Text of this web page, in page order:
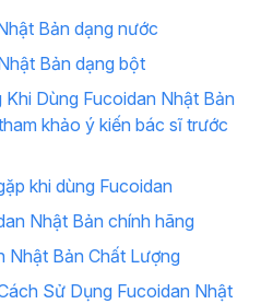
Bản dạng nước
Bản dạng bột
Dùng Fucoidan Nhật Bản
khảo ý kiến bác sĩ trước
khi dùng Fucoidan
Nhật Bản chính hãng
Nhật Bản Chất Lượng
Sử Dụng Fucoidan Nhật